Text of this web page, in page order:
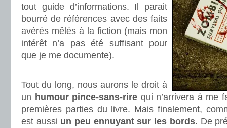
tout guide d’informations. Il parait
bourré de références avec des faits
avérés mêlés à la fiction (mais mon
intérêt n’a pas été suffisant pour
que je me documente).
Tout du long, nous aurons le droit à
un humour pince-sans-rire qui n’arrivera à me
premières parties du livre. Mais finalement,
est aussi un peu ennuyant sur les bords. De